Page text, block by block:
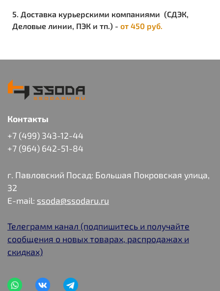
5. Доставка курьерскими компаниями (СДЭК,
Деловые линии, ПЭК и тп.) - от 450 руб.
Контакты
+7 (499) 343-12-44
+7 (964) 642-51-84
г. Павловский Посад: Большая Покровская улица,
32
E-mail: ssoda@ssodaru.ru
Телеграмм канал (подпишитесь и получайте
сообщения о новых товарах, распродажах и
скидках)